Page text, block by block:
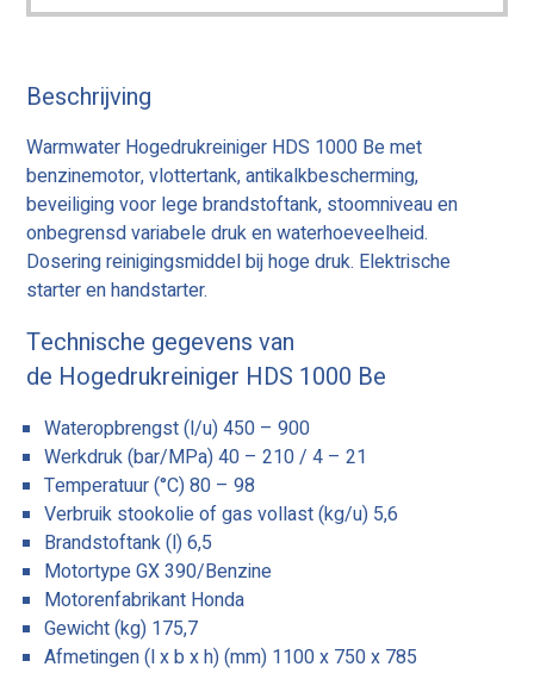
Beschrijving
Warmwater Hogedrukreiniger HDS 1000 Be met
benzinemotor, vlottertank, antikalkbescherming,
beveiliging voor lege brandstoftank, stoomniveau en
onbegrensd variabele druk en waterhoeveelheid.
Dosering reinigingsmiddel bij hoge druk. Elektrische
starter en handstarter.
Technische gegevens van
de Hogedrukreiniger HDS 1000 Be
Wateropbrengst (l/u) 450 – 900
Werkdruk (bar/MPa) 40 – 210 / 4 – 21
Temperatuur (°C) 80 – 98
Verbruik stookolie of gas vollast (kg/u) 5,6
Brandstoftank (l) 6,5
Motortype GX 390/Benzine
Motorenfabrikant Honda
Gewicht (kg) 175,7
Afmetingen (l x b x h) (mm) 1100 x 750 x 785